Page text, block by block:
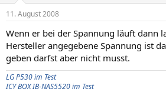
11. August 2008
Wenn er bei der Spannung läuft dann
Hersteller angegebene Spannung ist
geben darfst aber nicht musst.
LG P530 im Test
ICY BOX IB-NAS5520 im Test